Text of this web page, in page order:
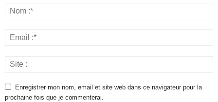
Enregistrer mon nom, email et site web dans ce navigateur pour la
prochaine fois que je commenterai.